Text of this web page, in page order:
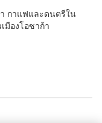
กาแฟและดนตรีใน
มืองโอซาก้า